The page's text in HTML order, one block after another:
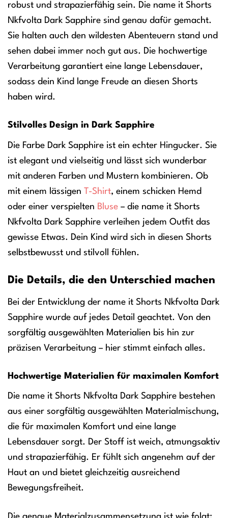
robust und strapazierfähig sein. Die name it Shorts
Nkfvolta Dark Sapphire sind genau dafür gemacht.
Sie halten auch den wildesten Abenteuern stand und
sehen dabei immer noch gut aus. Die hochwertige
Verarbeitung garantiert eine lange Lebensdauer,
sodass dein Kind lange Freude an diesen Shorts
haben wird.
Stilvolles Design in Dark Sapphire
Die Farbe Dark Sapphire ist ein echter Hingucker. Sie
ist elegant und vielseitig und lässt sich wunderbar
mit anderen Farben und Mustern kombinieren. Ob
mit einem lässigen T-Shirt, einem schicken Hemd
oder einer verspielten Bluse – die name it Shorts
Nkfvolta Dark Sapphire verleihen jedem Outfit das
gewisse Etwas. Dein Kind wird sich in diesen Shorts
selbstbewusst und stilvoll fühlen.
Die Details, die den Unterschied machen
Bei der Entwicklung der name it Shorts Nkfvolta Dark
Sapphire wurde auf jedes Detail geachtet. Von den
sorgfältig ausgewählten Materialien bis hin zur
präzisen Verarbeitung – hier stimmt einfach alles.
Hochwertige Materialien für maximalen Komfort
Die name it Shorts Nkfvolta Dark Sapphire bestehen
aus einer sorgfältig ausgewählten Materialmischung,
die für maximalen Komfort und eine lange
Lebensdauer sorgt. Der Stoff ist weich, atmungsaktiv
und strapazierfähig. Er fühlt sich angenehm auf der
Haut an und bietet gleichzeitig ausreichend
Bewegungsfreiheit.